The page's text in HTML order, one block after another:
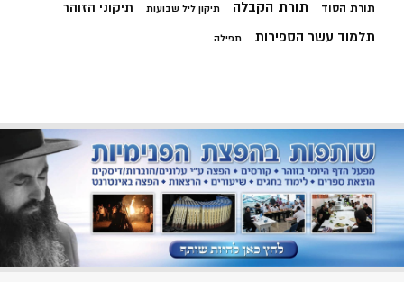
תורת הסוד תורת הקבלה תיקון ליל שבועות תיקוני הזוהר
תלמוד עשר הספירות תפילה